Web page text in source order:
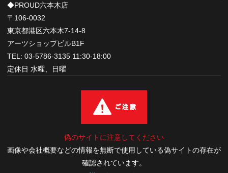
◆PROUD六本木店
〒106-0032
東京都港区六本木7-14-8
アーツショップビルB1F
TEL: 03-5786-3135 11:30-18:00
定休日 水曜、日曜
偽のサイトに注意してください
画像や会社概要などの情報を無断で使用している偽サイトの存在が
確認されています。